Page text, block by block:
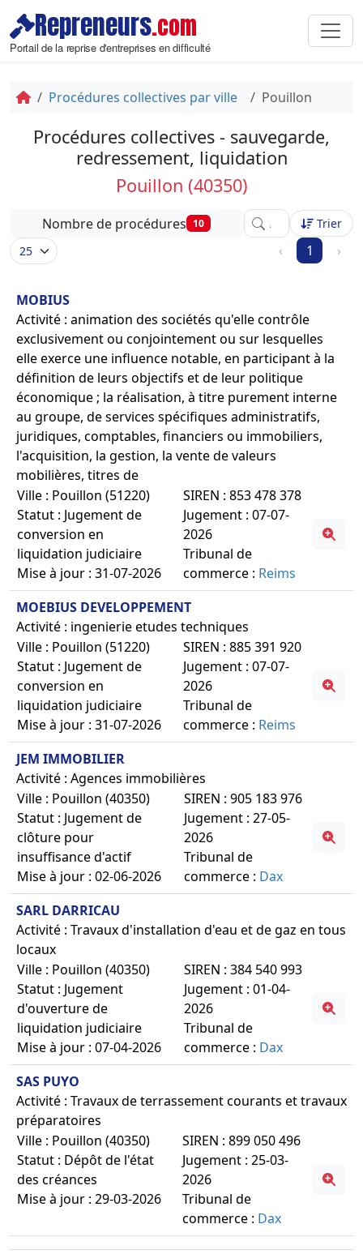
Repreneurs.com
Portail de la reprise d'entreprises en difficulté
Procédures collectives par ville Pouillon
Procédures collectives - sauvegarde,
redressement, liquidation
Pouillon (40350)
Nombre de procédures 10 Affinez votreTrier
‹ 1 ›
MOBIUS
Activité : animation des sociétés qu'elle contrôle
exclusivement ou conjointement ou sur lesquelles
elle exerce une influence notable, en participant à la
définition de leurs objectifs et de leur politique
économique ; la réalisation, à titre purement interne
au groupe, de services spécifiques administratifs,
juridiques, comptables, financiers ou immobiliers,
l'acquisition, la gestion, la vente de valeurs
mobilières, titres de
Ville : Pouillon (51220)
Statut : Jugement de
conversion en
liquidation judiciaire
Mise à jour : 31-07-2026
SIREN : 853 478 378
Jugement : 07-07-
2026
Tribunal de
commerce : Reims
MOEBIUS DEVELOPPEMENT
Activité : ingenierie etudes techniques
Ville : Pouillon (51220)
Statut : Jugement de
conversion en
liquidation judiciaire
Mise à jour : 31-07-2026
SIREN : 885 391 920
Jugement : 07-07-
2026
Tribunal de
commerce : Reims
JEM IMMOBILIER
Activité : Agences immobilières
Ville : Pouillon (40350)
Statut : Jugement de
clôture pour
insuffisance d'actif
Mise à jour : 02-06-2026
SIREN : 905 183 976
Jugement : 27-05-
2026
Tribunal de
commerce : Dax
SARL DARRICAU
Activité : Travaux d'installation d'eau et de gaz en tous
locaux
Ville : Pouillon (40350)
Statut : Jugement
d'ouverture de
liquidation judiciaire
Mise à jour : 07-04-2026
SIREN : 384 540 993
Jugement : 01-04-
2026
Tribunal de
commerce : Dax
SAS PUYO
Activité : Travaux de terrassement courants et travaux
préparatoires
Ville : Pouillon (40350)
Statut : Dépôt de l'état
des créances
Mise à jour : 29-03-2026
SIREN : 899 050 496
Jugement : 25-03-
2026
Tribunal de
commerce : Dax